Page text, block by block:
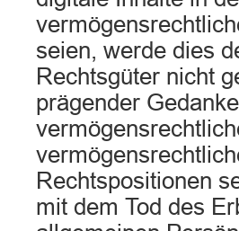
seien, werde dies
Rechtsgüter nicht
prägender
Rechtspositionen
mit dem Tod des